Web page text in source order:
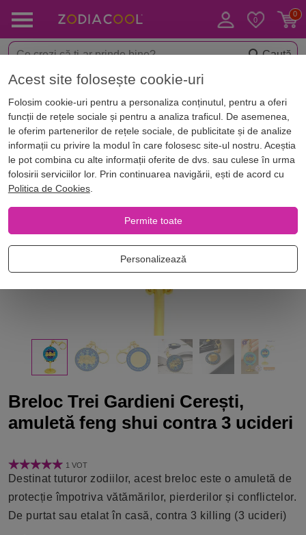
Caută
< Amulete & Talismane Brelocuri
Breloc Trei Gardieni Cerești,
amuletă feng shui contra 3 ucideri
1 VOT
Destinat tuturor zodiilor, acest breloc este o amuletă de
protecție împotriva vătămărilor, pierderilor și conflictelor.
De purtat sau etalat în casă, contra 3 killing (3 ucideri)
Acest site folosește cookie-uri
Folosim cookie-uri pentru a personaliza conținutul, pentru a oferi
funcții de rețele sociale și pentru a analiza traficul. De asemenea,
le oferim partenerilor de rețele sociale, de publicitate și de analize
informații cu privire la modul în care folosesc site-ul nostru. Aceștia
le pot combina cu alte informații oferite de dvs. sau culese în urma
folosirii serviciilor lor. Prin continuarea navigării, ești de acord cu
Politica de Cookies.
Permite toate
Personalizează